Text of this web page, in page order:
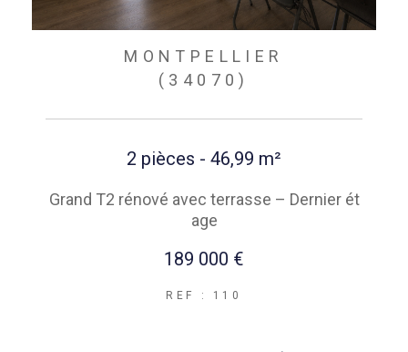
MONTPELLIER
(34070)
2 pièces - 46,99 m²
Grand T2 rénové avec terrasse – Dernier ét
age
189 000 €
REF : 110